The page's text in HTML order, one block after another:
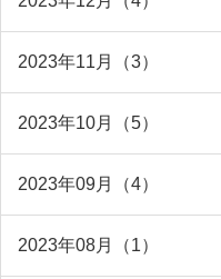
2023年11月（3）
2023年10月（5）
2023年09月（4）
2023年08月（1）